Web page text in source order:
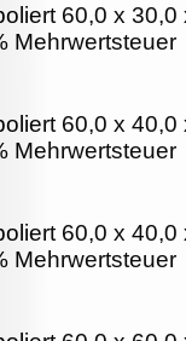
60,0 x 30,0
Mehrwertsteuer
60,0 x 40,0
Mehrwertsteuer
60,0 x 40,0
Mehrwertsteuer